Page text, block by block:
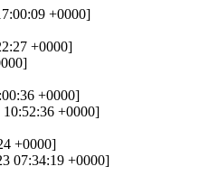
+0000]
+0000]
+0000]
+0000]
+0000]
07:34:19 +0000]